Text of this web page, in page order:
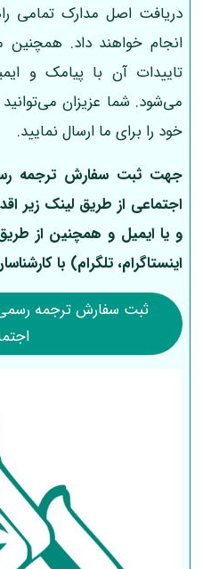
دریافت اصل مدارک تمامی
انجام خواهند داد.
تاییدات آن با پیامک و
می‌شود. شما عزیزان
خود را برای ما ارسال نمایید.
جهت ثبت سفارش ترجمه
اجتماعی از طریق لینک‌ زیر
و یا ایمیل و همچنین از
اینستاگرام، تلگرام) با
ثبت سفارش ترجمه